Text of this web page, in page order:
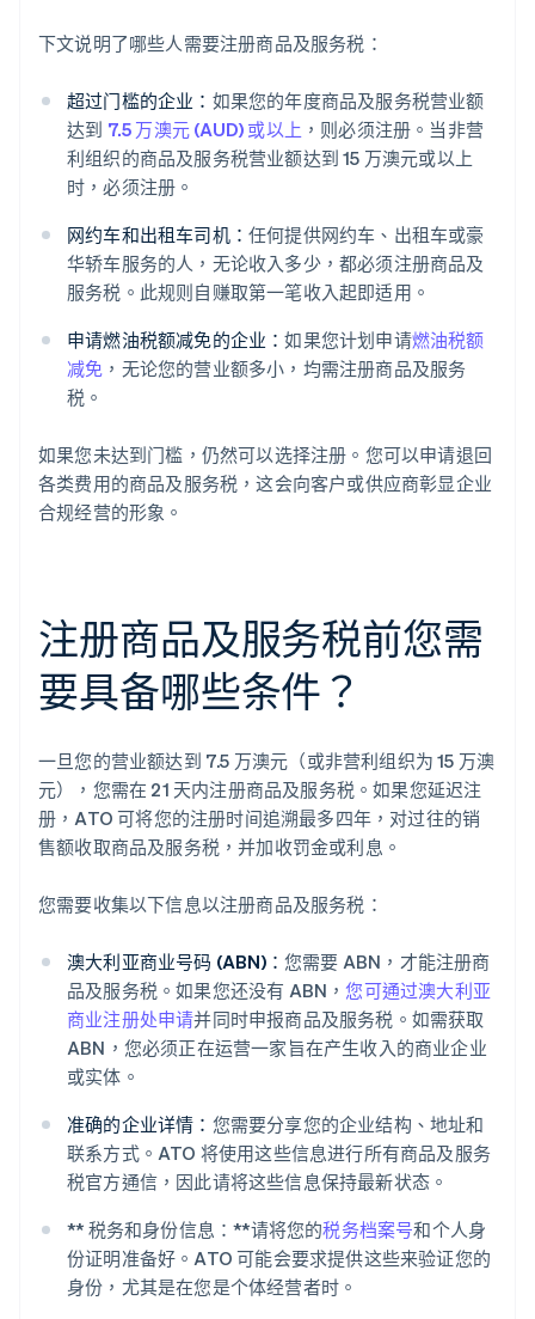
下文说明了哪些人需要注册商品及服务税：
超过门槛的企业： 如果您的年度商品及服务税营业额
达到 7.5 万澳元 (AUD) 或以上 ，则必须注册。当非营
利组织的商品及服务税营业额达到 15 万澳元或以上
时，必须注册。
网约车和出租车司机： 任何提供网约车、出租车或豪
华轿车服务的人，无论收入多少，都必须注册商品及
服务税。此规则自赚取第一笔收入起即适用。
申请燃油税额减免的企业：如果您计划申请燃油税额
减免 ，无论您的营业额多小，均需注册商品及服务
税。
如果您未达到门槛，仍然可以选择注册。您可以申请退回
各类费用的商品及服务税，这会向客户或供应商彰显企业
合规经营的形象。
注册商品及服务税前您需
要具备哪些条件？
一旦您的营业额达到 7.5 万澳元（或非营利组织为 15 万澳
元），您需在 21 天内注册商品及服务税。如果您延迟注
册，ATO 可将您的注册时间追溯最多四年，对过往的销
售额收取商品及服务税，并加收罚金或利息。
您需要收集以下信息以注册商品及服务税：
澳大利亚商业号码 (ABN)： 您需要 ABN，才能注册商
品及服务税。如果您还没有 ABN，您可通过澳大利亚
商业注册处申请并同时申报商品及服务税。如需获取
ABN，您必须正在运营一家旨在产生收入的商业企业
或实体。
准确的企业详情： 您需要分享您的企业结构、地址和
联系方式。ATO 将使用这些信息进行所有商品及服务
税官方通信，因此请将这些信息保持最新状态。
** 税务和身份信息：**请将您的税务档案号和个人身
份证明准备好。ATO 可能会要求提供这些来验证您的
身份，尤其是在您是个体经营者时。